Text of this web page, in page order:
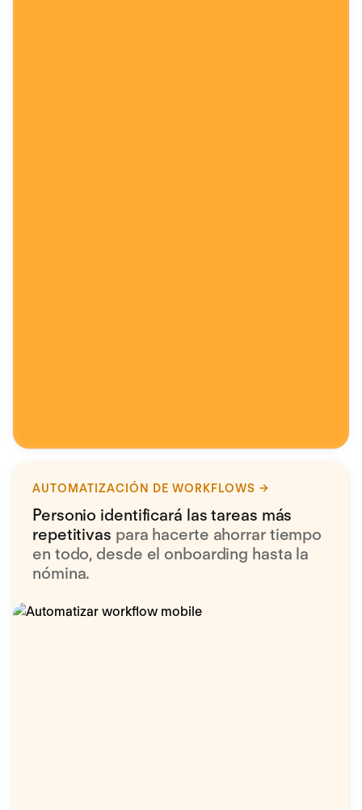
AUTOMATIZACIÓN DE WORKFLOWS
Personio identificará las tareas más
repetitivas para hacerte ahorrar tiempo
en todo, desde el onboarding hasta la
nómina.